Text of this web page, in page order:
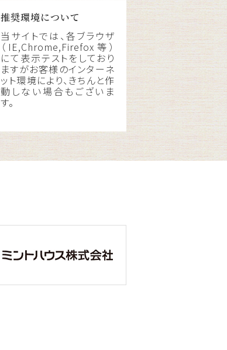
推奨環境について
当サイトでは、各ブラウザ
（IE,Chrome,Firefox等）
にて表示テストをしており
ますがお客様のインターネ
ット環境により、きちんと作
動しない場合もございま
す。